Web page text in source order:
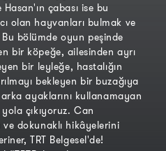
çabası ise bu
olan hayvanları bulmak ve
bölümde oyun peşinde
bir köpeğe, ailesinden ayrı
bir leyleğe, hastalığın
bekleyen bir buzağıya
ayaklarını kullanamayan
çıkıyoruz. Can
ve dokunaklı hikâyelerini
TRT Belgesel'de!